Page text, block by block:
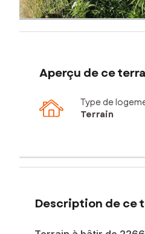
Aperçu de ce
Type de
Terrain
Description de ce